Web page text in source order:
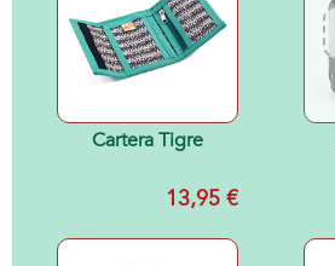
Cartera Tigre
13,95 €